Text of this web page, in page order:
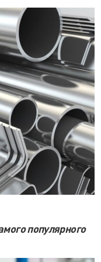
популярного